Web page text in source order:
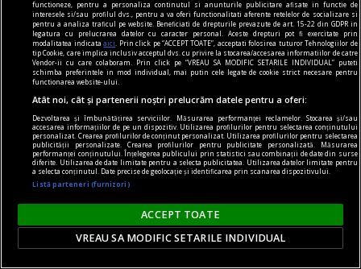
Negocieri decisive în Golf: un acord privind
Strâmtoarea Ormuz ar putea schimba
transportul mondial de petrol
Negocierile dintre Iran și Oman au ajuns în faza
functioneze, pentru a personaliza continutul si anunturile publicitare afisate in functie de
interesele si/sau profilul dvs., pentru a va oferi functionalitati aferente retelelor de socializare si
pentru a analiza traficul pe website. Beneficiati de drepturile prevazute de art. 15-22 din GDPR in
legatura cu prelucrarea datelor cu caracter personal. Aceste drepturi pot fi exercitate prin
modalitatea indicataaici
. Prin click pe “ACCEPT TOATE”, acceptati folosirea tuturor Tehnologiilor de
tip Cookie, care implica inclusiv acceptul dvs. cu privire la stocarea/accesarea informatiilor de catre
Vendor-ii cu care colaboram. Prin click pe “VREAU SA MODIFIC SETARILE INDIVIDUAL” puteti
schimba preferintele in mod individual, mai putin cele legate de cookie strict necesare pentru
functionarea website-ului.
Atât noi, cât și partenerii noștri prelucrăm datele pentru a oferi:
Dezvoltarea și îmbunătățirea serviciilor. Măsurarea performanței reclamelor. Stocarea și/sau
accesarea informațiilor de pe un dispozitiv. Utilizarea profilurilor pentru selectarea conținutului
personalizat. Crearea profilurilor de conținut personalizat. Utilizarea profilurilor pentru selectarea
publicității personalizate. Crearea profilurilor pentru publicitate personalizată. Măsurarea
performanței conținutului. Înțelegerea publicului prin statistici sau combinații de date din surse
diferite. Utilizarea de date limitate pentru a selecta publicitatea. Utilizarea datelor limitate pentru
a selecta conținutul. Date precise de geolocație și identificarea prin scanarea dispozitivului.
Listă parteneri (furnizori)
ACCEPT TOATE
VREAU SA MODIFIC SETARILE INDIVIDUAL